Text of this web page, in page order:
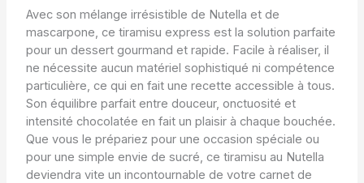
Avec son mélange irrésistible de Nutella et de
mascarpone, ce tiramisu express est la solution parfaite
pour un dessert gourmand et rapide. Facile à réaliser, il
ne nécessite aucun matériel sophistiqué ni compétence
particulière, ce qui en fait une recette accessible à tous.
Son équilibre parfait entre douceur, onctuosité et
intensité chocolatée en fait un plaisir à chaque bouchée.
Que vous le prépariez pour une occasion spéciale ou
pour une simple envie de sucré, ce tiramisu au Nutella
deviendra vite un incontournable de votre carnet de